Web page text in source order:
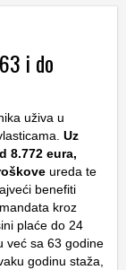
i do
uživa u
Uz
8.772 eura,
ureda te
benefiti
kroz
plaće do 24
već sa 63 godine
godinu staža,